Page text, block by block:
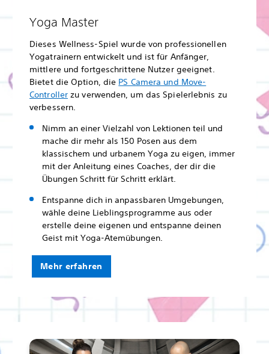
Yoga Master
Dieses Wellness-Spiel wurde von professionellen
Yogatrainern entwickelt und ist für Anfänger,
mittlere und fortgeschrittene Nutzer geeignet.
Bietet die Option, die PS Camera und Move-
Controller zu verwenden, um das Spielerlebnis zu
verbessern.
Nimm an einer Vielzahl von Lektionen teil und
mache dir mehr als 150 Posen aus dem
klassischem und urbanem Yoga zu eigen, immer
mit der Anleitung eines Coaches, der dir die
Übungen Schritt für Schritt erklärt.
Entspanne dich in anpassbaren Umgebungen,
wähle deine Lieblingsprogramme aus oder
erstelle deine eigenen und entspanne deinen
Geist mit Yoga-Atemübungen.
Mehr erfahren